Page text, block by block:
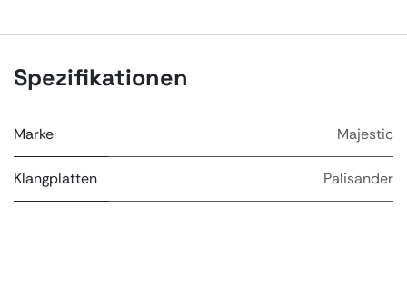
Spezifikationen
Marke Majestic
Klangplatten Palisander